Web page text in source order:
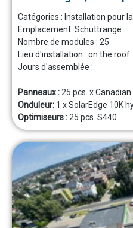
Catégories : Installation pour
Emplacement: Schuttrange
Nombre de modules : 25
Lieu d'installation : on the roof
Jours d'assemblée :
Panneaux :25 pcs. x
Onduleur: 1 x SolarEdge 10K
Optimiseurs :25 pcs. S440